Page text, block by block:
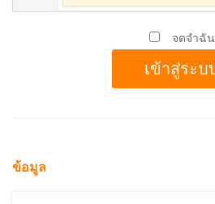
จดจำฉัน
ข้อมูล